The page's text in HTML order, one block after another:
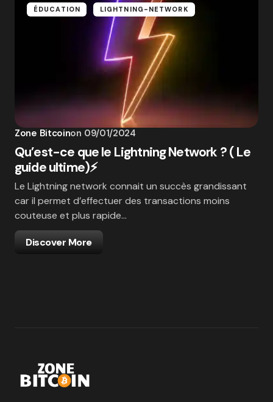
ÉDUCATION LIGHTNING-NETWORK
Zone Bitcoinon 09/01/2024
Qu’est-ce que le Lightning Network ? ( Le
guide ultime)⚡
Le Lightning network connait un succès grandissant
car il permet d’effectuer des transactions moins
couteuse et plus rapide…
Discover More